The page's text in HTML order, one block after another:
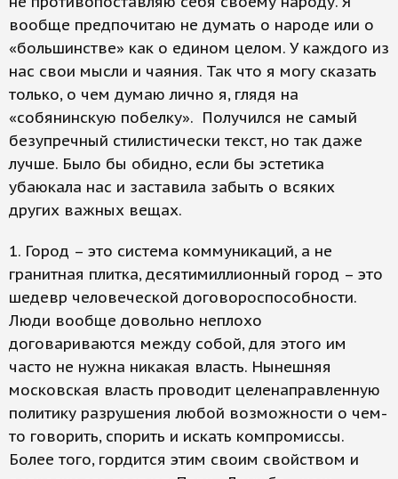
вообще предпочитаю не думать о народе или о
«большинстве» как о едином целом. У каждого из
нас свои мысли и чаяния. Так что я могу сказать
только, о чем думаю лично я, глядя на
«собянинскую побелку». Получился не самый
безупречный стилистически текст, но так даже
лучше. Было бы обидно, если бы эстетика
убаюкала нас и заставила забыть о всяких
других важных вещах.
1. Город – это система коммуникаций, а не
гранитная плитка, десятимиллионный город – это
шедевр человеческой договороспособности.
Люди вообще довольно неплохо
договариваются между собой, для этого им
часто не нужна никакая власть. Нынешняя
московская власть проводит целенаправленную
политику разрушения любой возможности о чем-
то говорить, спорить и искать компромиссы.
Более того, гордится этим своим свойством и